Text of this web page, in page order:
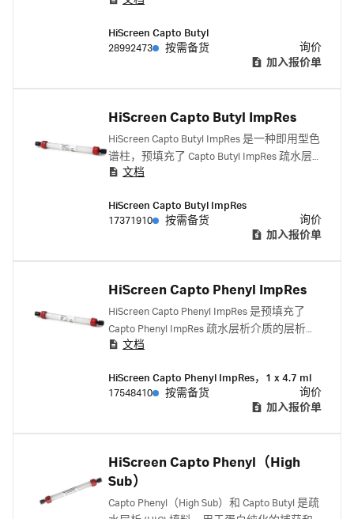
HiScreen Capto Butyl
28992473
按需备货
询价
加入报价单
HiScreen Capto Butyl ImpRes
HiScreen Capto Butyl ImpRes 是一种即用型色
谱柱，预填充了 Capto Butyl ImpRes 疏水层
析填料，是 Cytiva 工艺开发平台的一部分。
文档
HiScreen Capto Butyl ImpRes
17371910
按需备货
询价
加入报价单
HiScreen Capto Phenyl ImpRes
HiScreen Capto Phenyl ImpRes 是预填充了
Capto Phenyl ImpRes 疏水层析介质的层析
柱，该层析柱也是 Cytiva 所提供工艺开发平
筛选的极佳选择。
文档
HiScreen Capto Phenyl ImpRes，1 x 4.7 ml
17548410
按需备货
询价
加入报价单
HiScreen Capto Phenyl（High
Sub）
Capto Phenyl（High Sub）和 Capto Butyl 是疏